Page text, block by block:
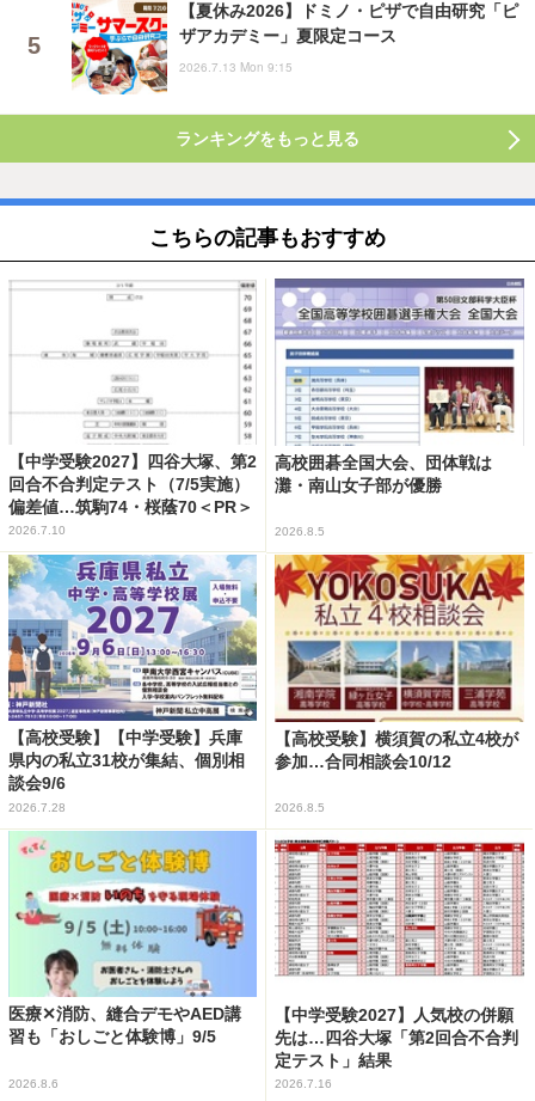
【夏休み2026】ドミノ・ピザで自由研究「ピ
ザアカデミー」夏限定コース
2026.7.13 Mon 9:15
ランキングをもっと見る
こちらの記事もおすすめ
【中学受験2027】四谷大塚、第2
回合不合判定テスト（7/5実施）
偏差値…筑駒74・桜蔭70＜PR＞
2026.7.10
高校囲碁全国大会、団体戦は
灘・南山女子部が優勝
2026.8.5
【高校受験】【中学受験】兵庫
県内の私立31校が集結、個別相
談会9/6
2026.7.28
【高校受験】横須賀の私立4校が
参加…合同相談会10/12
2026.8.5
医療✕消防、縫合デモやAED講
習も「おしごと体験博」9/5
2026.8.6
【中学受験2027】人気校の併願
先は…四谷大塚「第2回合不合判
定テスト」結果
2026.7.16